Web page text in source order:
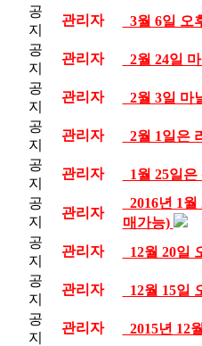
공
지
관리자
3월 6일 오
공
지
관리자
2월 24일
공
지
관리자
2월 3일 마
공
지
관리자
2월 1일은
공
지
관리자
1월 25일
공
지
관리자
2016년 1
매가능)
공
지
관리자
12월 20일
공
지
관리자
12월 15일
공
지
관리자
2015년 12